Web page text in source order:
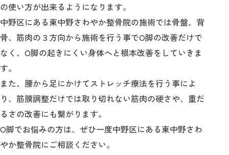
の使い方が出来るようになります。
中野区にある東中野さわやか整骨院の施術では骨盤、背
骨、筋肉の３方向から施術を行う事でО脚の改善だけで
なく、О脚の起きにくい身体へと根本改善をしていきま
す。
また、腰から足にかけてストレッチ療法を行う事によ
り、筋膜調整だけでは取り切れない筋肉の硬さや、重だ
るさの改善にも繋がります。
О脚でお悩みの方は、ぜひ一度中野区にある東中野さわ
やか整骨院にご相談ください。